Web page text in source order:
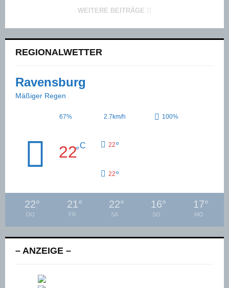
WEITERE BEITRÄGE
REGIONALWETTER
Ravensburg
Mäßiger Regen
67% 2.7km/h 100%
22°C 22°
22°
22°
DO
21°
FR
22°
SA
16°
SO
17°
MO
– ANZEIGE –